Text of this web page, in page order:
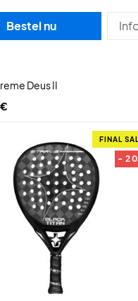
Bestel nu
Deus II
FINAL
-